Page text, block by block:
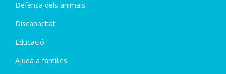
Defensa dels animals
Discapacitat
Educació
Ajuda a families